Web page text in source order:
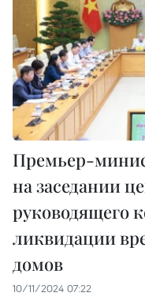
Премьер-
на заседании
руководящего
ликвидации
домов
10/11/2024 07:22